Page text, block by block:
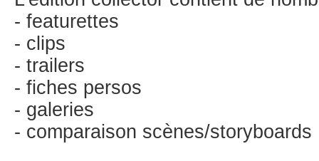
- featurettes
- clips
- trailers
- fiches persos
- galeries
- comparaison scènes/storyboards